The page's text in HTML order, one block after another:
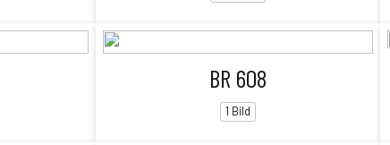
BR 608
1 Bild